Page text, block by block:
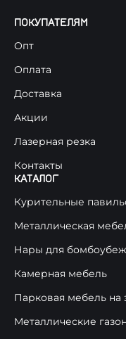
ПОКУПАТЕЛЯМ
Опт
Оплата
Доставка
Акции
Лазерная резка
Контакты
КАТАЛОГ
Курительные
Металлическая
Нары для
Камерная мебель
Парковая мебель на
Металлические